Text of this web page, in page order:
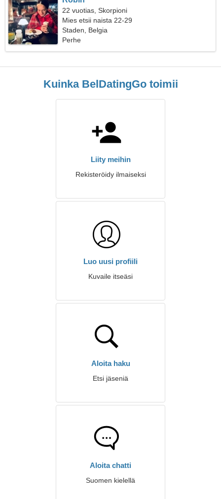
22 vuotias, Skorpioni
Mies etsii naista 22-29
Staden, Belgia
Perhe
Kuinka BelDatingGo toimii
Liity meihin
Rekisteröidy ilmaiseksi
Luo uusi profiili
Kuvaile itseäsi
Aloita haku
Etsi jäseniä
Aloita chatti
Suomen kielellä